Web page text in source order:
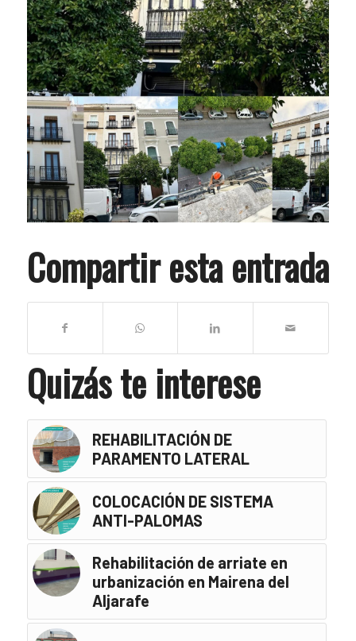
Compartir esta entrada
Quizás te interese
REHABILITACIÓN DE
PARAMENTO LATERAL
COLOCACIÓN DE SISTEMA
ANTI-PALOMAS
Rehabilitación de arriate en
urbanización en Mairena del
Aljarafe